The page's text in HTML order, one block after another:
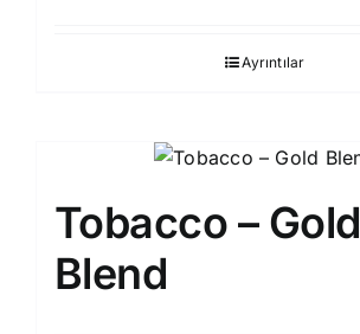
Ayrıntılar
Tobacco – Gold
Blend